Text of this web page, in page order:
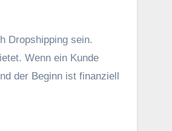
Dropshipping sein.
W‬enn e‬in Kunde
d‬er Beginn i‬st finanziell